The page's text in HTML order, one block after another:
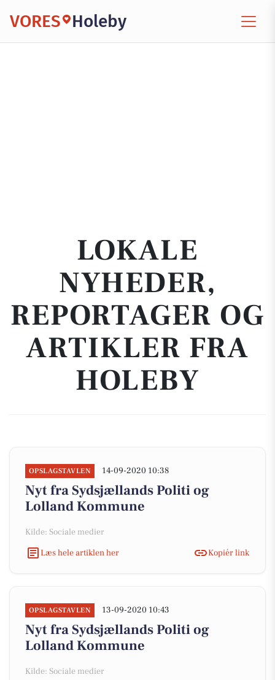
VORES Holeby
LOKALE
NYHEDER,
REPORTAGER OG
ARTIKLER FRA
HOLEBY
OPSLAGSTAVLEN 14-09-2020 10:38
Nyt fra Sydsjællands Politi og
Lolland Kommune
Kilde: Sociale medier
Læs hele artiklen her
Kopiér link
OPSLAGSTAVLEN 13-09-2020 10:43
Nyt fra Sydsjællands Politi og
Lolland Kommune
Kilde: Sociale medier